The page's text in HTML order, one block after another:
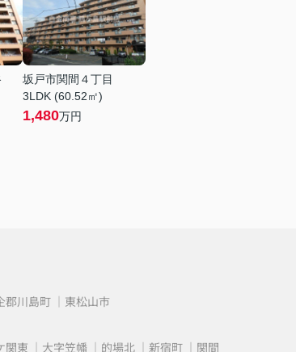
坂戸市関間４丁目
3LDK (60.52㎡)
1,480万円
郡川島町 東松山市
関東 大字笠幡 的場北 新宿町 関間